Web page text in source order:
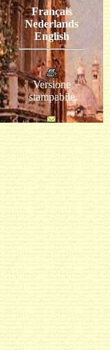
Français
Nederlands
English
Versione
stampabile